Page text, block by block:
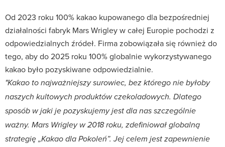
Od 2023 roku 100% kakao kupowanego dla bezpośredniej
działalności fabryk Mars Wrigley w całej Europie pochodzi z
odpowiedzialnych źródeł. Firma zobowiązała się również do
tego, aby do 2025 roku 100% globalnie wykorzystywanego
kakao było pozyskiwane odpowiedzialnie.
"Kakao to najważniejszy surowiec, bez którego nie byłoby
naszych kultowych produktów czekoladowych. Dlatego
sposób w jaki je pozyskujemy jest dla nas szczególnie
ważny. Mars Wrigley w 2018 roku, zdefiniował globalną
strategię „Kakao dla Pokoleń”. Jej celem jest zapewnienie